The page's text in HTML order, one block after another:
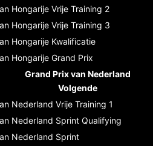
Hongarije Vrije Training 2
Hongarije Vrije Training 3
Hongarije Kwalificatie
Hongarije Grand Prix
Grand Prix van Nederland
Volgende
Nederland Vrije Training 1
Nederland Sprint Qualifying
Nederland Sprint